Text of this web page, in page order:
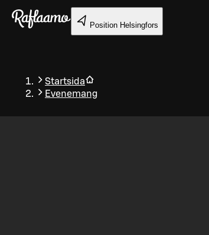
Gå till huvudinnehållet
Position Helsingfors
Startsida
Evenemang
Tillbaka